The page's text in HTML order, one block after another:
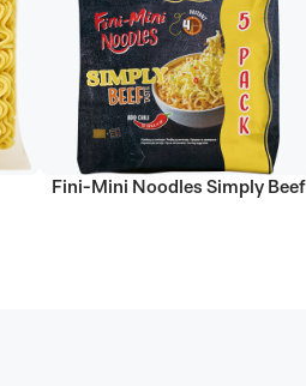
Fini-Mini Noodles Simply Beef